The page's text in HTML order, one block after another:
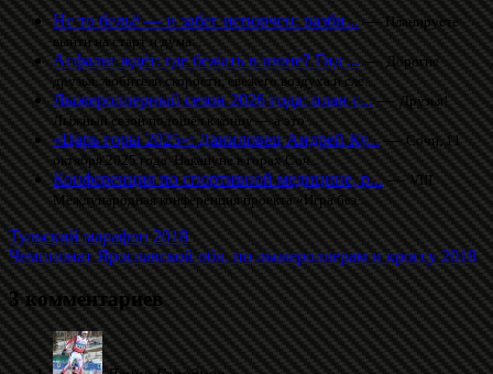
Не то бельё — и забег испорчен: разби...—Планируете
выйти на старт и дума...
Асфальт ждёт: где бежать в июне? Гид ...—Дорогие
друзья, любители скорости, свежего воздуха и сле...
Лыжероллерный сезон 2026 года: план с...— Друзья!
Лыжный сезон подошёл к концу — а это ...
«Царь горы 2025»: Даниловец Андрей Ку...— Сочи, 11
октября 2025 года. Накануне в горах Соч...
Конференция по спортивной медицине, р...—VIII
Международная конференция проекта «Игра без...
Тульский марафон 2018
Чемпионат Ярославской обл. по лыжероллерам и кроссу 2018
3 комментариев